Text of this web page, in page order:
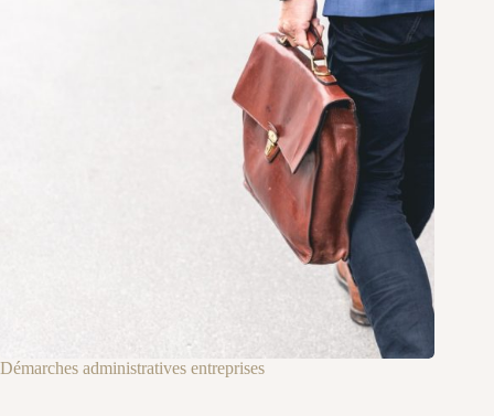
Démarches administratives entreprises